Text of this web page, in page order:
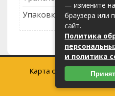
Упаковка грузов
Карта сайта
2023 (c)
— измените
браузера или
сайт.
Политика
и политика